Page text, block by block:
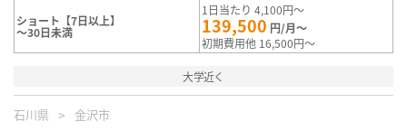
ショート【7日以上】
～30日未満
1日当たり 4,100円～
139,500 円/月～
初期費用他 16,500円～
大学近く
石川県 金沢市